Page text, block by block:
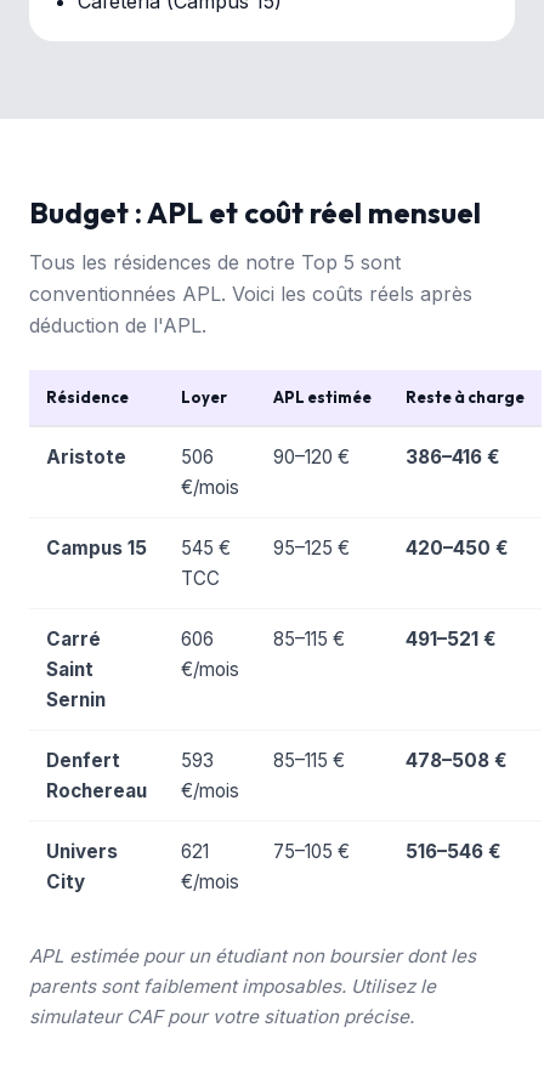
Budget : APL et coût réel mensuel
Tous les résidences de notre Top 5 sont
conventionnées APL. Voici les coûts réels après
déduction de l'APL.
Résidence Loyer APL estimée Reste à charge
Aristote
506
€/mois
90–120 € 386–416 €
Campus 15
545 €
TCC
95–125 € 420–450 €
Carré
Saint
Sernin
606
€/mois
85–115 € 491–521 €
Denfert
Rochereau
593
€/mois
85–115 € 478–508 €
Univers
City
621
€/mois
75–105 € 516–546 €
APL estimée pour un étudiant non boursier dont les
parents sont faiblement imposables. Utilisez le
simulateur CAFpour votre situation précise.